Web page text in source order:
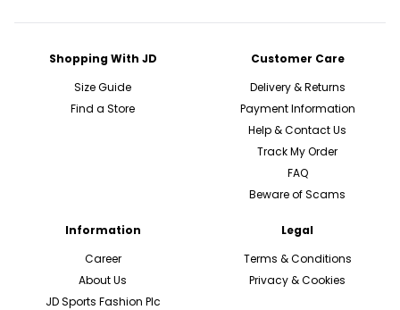
Shopping With JD
Size Guide
Find a Store
Customer Care
Delivery & Returns
Payment Information
Help & Contact Us
Track My Order
FAQ
Beware of Scams
Information
Career
About Us
JD Sports Fashion Plc
Legal
Terms & Conditions
Privacy & Cookies